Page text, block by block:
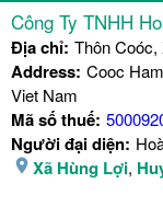
Công Ty TNHH
Địa chỉ: Thôn Coóc,
Address: Cooc
Viet Nam
Mã số thuế:
Người đại diện:
Xã Hùng Lợi,